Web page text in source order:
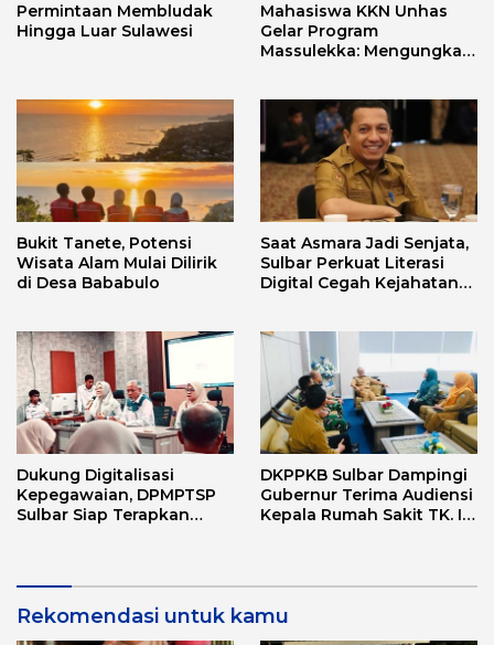
Permintaan Membludak
Hingga Luar Sulawesi
Mahasiswa KKN Unhas
Gelar Program
Massulekka: Mengungkap
Bukit Tanete, Potensi
Wisata Alam Mulai Dilirik
di Desa Bababulo
Saat Asmara Jadi Senjata,
Sulbar Perkuat Literasi
Digital Cegah Kejahatan
Dukung Digitalisasi
Kepegawaian, DPMPTSP
Sulbar Siap Terapkan
DKPPKB Sulbar Dampingi
Gubernur Terima Audiensi
Kepala Rumah Sakit TK. III
Rekomendasi untuk kamu